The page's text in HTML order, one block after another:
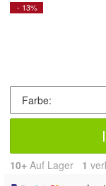
- 13%
10+ Auf Lager 1